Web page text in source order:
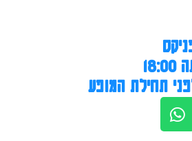
תחילת המופע